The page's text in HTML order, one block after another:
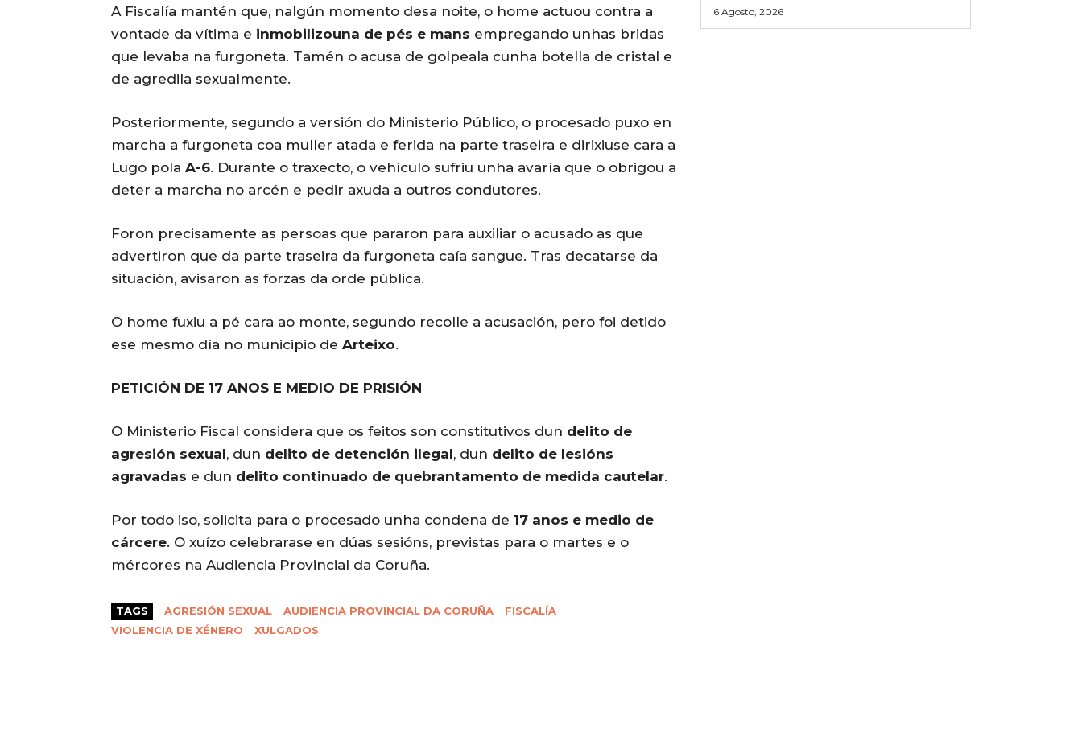
A Fiscalía mantén que, nalgún momento desa noite, o home actuou contra a
vontade da vítima e inmobilizouna de pés e mans empregando unhas bridas
que levaba na furgoneta. Tamén o acusa de golpeala cunha botella de cristal e
de agredila sexualmente.
Posteriormente, segundo a versión do Ministerio Público, o procesado puxo en
marcha a furgoneta coa muller atada e ferida na parte traseira e dirixiuse cara a
Lugo pola A-6. Durante o traxecto, o vehículo sufriu unha avaría que o obrigou a
deter a marcha no arcén e pedir axuda a outros condutores.
Foron precisamente as persoas que pararon para auxiliar o acusado as que
advertiron que da parte traseira da furgoneta caía sangue. Tras decatarse da
situación, avisaron as forzas da orde pública.
O home fuxiu a pé cara ao monte, segundo recolle a acusación, pero foi detido
ese mesmo día no municipio de Arteixo.
PETICIÓN DE 17 ANOS E MEDIO DE PRISIÓN
O Ministerio Fiscal considera que os feitos son constitutivos dun delito de
agresión sexual, dun delito de detención ilegal, dun delito de lesións
agravadas e dun delito continuado de quebrantamento de medida cautelar.
Por todo iso, solicita para o procesado unha condena de 17 anos e medio de
cárcere. O xuízo celebrarase en dúas sesións, previstas para o martes e o
mércores na Audiencia Provincial da Coruña.
TAGS AGRESIÓN SEXUAL AUDIENCIA PROVINCIAL DA CORUÑA
FISCALÍA
VIOLENCIA DE XÉNERO
XULGADOS
6 Agosto, 2026